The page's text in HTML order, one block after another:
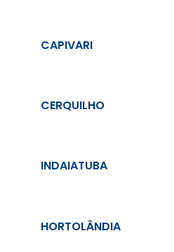
CAPIVARI
CERQUILHO
INDAIATUBA
HORTOLÂNDIA